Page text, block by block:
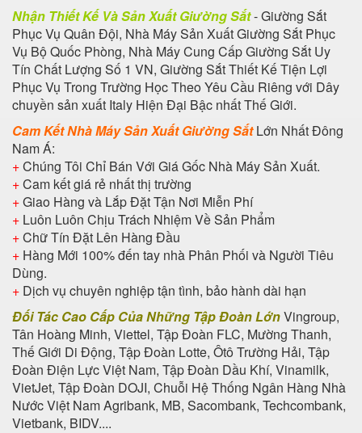
Nhận Thiết Kế Và Sản Xuất Giường Sắt- Giường Sắt
Phục Vụ Quân Đội, Nhà Máy Sản Xuất Giường Sắt Phục
Vụ Bộ Quốc Phòng, Nhà Máy Cung Cấp Giường Sắt Uy
Tín Chất Lượng Số 1 VN, Giường Sắt Thiết Kế Tiện Lợi
Phục Vụ Trong Trường Học Theo Yêu Cầu Riêng với Dây
chuyền sản xuất Italy Hiện Đại Bậc nhất Thế Giới.
Cam Kết Nhà Máy Sản Xuất Giường SắtLớn Nhất Đông
Nam Á:
+Chúng Tôi Chỉ Bán Với Giá Gốc Nhà Máy Sản Xuất.
+Cam kết giá rẻ nhất thị trường
+Giao Hàng và Lắp Đặt Tận Nơi Miễn Phí
+ Luôn Luôn Chịu Trách Nhiệm Về Sản Phẩm
+Chữ Tín Đặt Lên Hàng Đầu
+ Hàng Mới 100% đến tay nhà Phân Phối và Người Tiêu
Dùng.
+ Dịch vụ chuyên nghiệp tận tình, bảo hành dài hạn
Đối Tác Cao Cấp Của Những Tập Đoàn LớnVingroup,
Tân Hoàng Minh, Viettel, Tập Đoàn FLC, Mường Thanh,
Thế Giới Di Động, Tập Đoàn Lotte, Ôtô Trường Hải, Tập
Đoàn Điện Lực Việt Nam, Tập Đoàn Dầu Khí, Vinamilk,
VietJet, Tập Đoàn DOJI, Chuỗi Hệ Thống Ngân Hàng Nhà
Nước Việt Nam Agribank, MB, Sacombank, Techcombank,
Vietbank, BIDV....